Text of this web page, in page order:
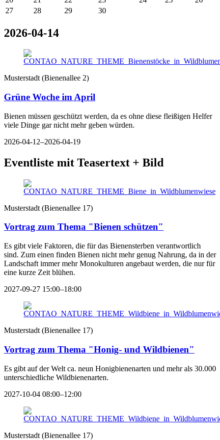
27
28 29 30
2026-04-14
Musterstadt(Bienenallee 2)
Grüne Woche im April
Bienen müssen geschützt werden, da es ohne diese fleißigen Helfer
viele Dinge gar nicht mehr geben würden.
2026-04-12–2026-04-19
Eventliste mit Teasertext + Bild
Musterstadt (Bienenallee 17)
Vortrag zum Thema "Bienen schützen"
Es gibt viele Faktoren, die für das Bienensterben verantwortlich
sind. Zum einen finden Bienen nicht mehr genug Nahrung, da in der
Landschaft immer mehr Monokulturen angebaut werden, die nur für
eine kurze Zeit blühen.
2027-09-27 15:00–18:00
Musterstadt (Bienenallee 17)
Vortrag zum Thema "Honig- und Wildbienen"
Es gibt auf der Welt ca. neun Honigbienenarten und mehr als 30.000
unterschiedliche Wildbienenarten.
2027-10-04 08:00–12:00
Musterstadt (Bienenallee 17)